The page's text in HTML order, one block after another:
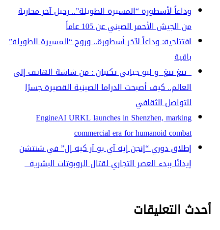
وداعاً لأسطورة “المسيرة الطويلة”.. رحيل آخر محاربة
من الجيش الأحمر الصيني عن 105 عاماً
افتتاحية: وداعاً لآخر أسطورة.. وروح “المسيرة الطويلة”
باقية
تنغ تنغ و ليو جيايي تكتبان : من شاشة الهاتف إلى
العالم.. كيف أصبحت الدراما الصينية القصيرة جسرًا
للتواصل الثقافي
EngineAI URKL launches in Shenzhen, marking
commercial era for humanoid combat
إطلاق دوري “إنجن إيه آي يو آر كيه إل” في شنتشن
إيذانًا ببدء العصر التجاري لقتال الروبوتات البشرية
أحدث التعليقات